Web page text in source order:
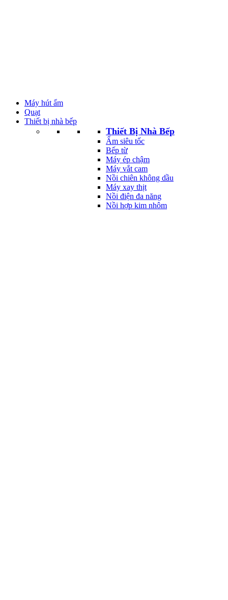
Máy hút ẩm
Quạt
Thiết bị nhà bếp
Thiết Bị Nhà Bếp
Ấm siêu tốc
Bếp từ
Máy ép chậm
Máy vắt cam
Nồi chiên không dầu
Máy xay thịt
Nồi điện đa năng
Nồi hợp kim nhôm